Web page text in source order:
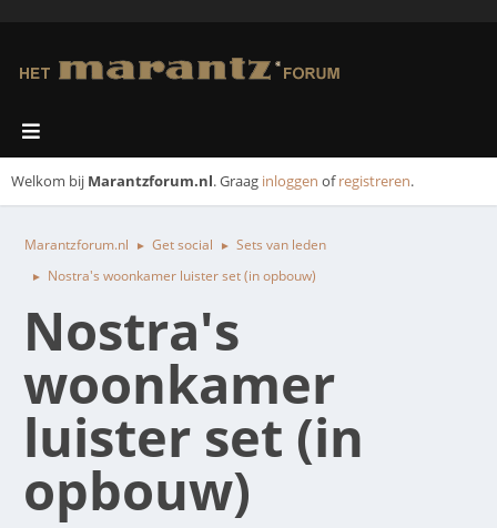
Welkom bij Marantzforum.nl. Graag inloggen ofregistreren.
Marantzforum.nl ► Get social ► Sets van leden
► Nostra's woonkamer luister set (in opbouw)
Nostra's
woonkamer
luister set (in
opbouw)